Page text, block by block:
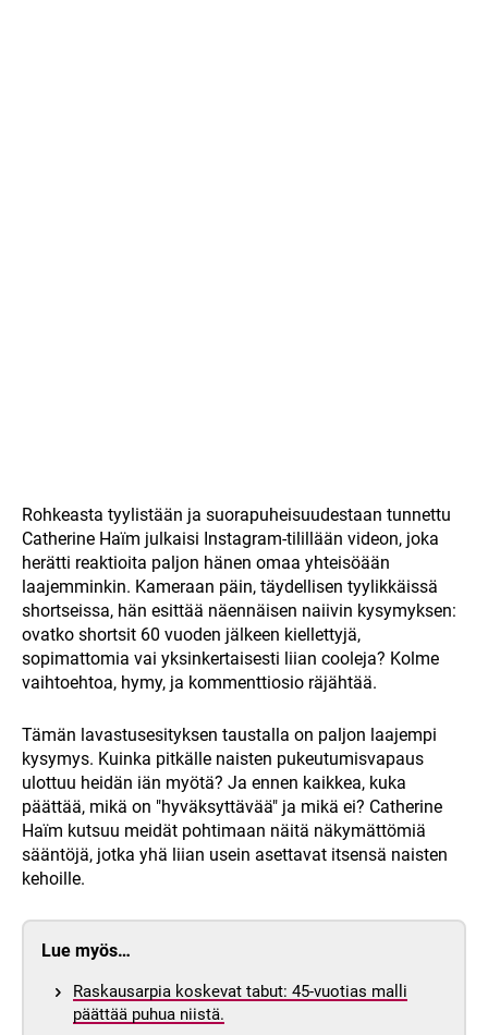
Rohkeasta tyylistään ja suorapuheisuudestaan tunnettu
Catherine Haïm julkaisi Instagram-tilillään videon, joka
herätti reaktioita paljon hänen omaa yhteisöään
laajemminkin. Kameraan päin, täydellisen tyylikkäissä
shortseissa, hän esittää näennäisen naiivin kysymyksen:
ovatko shortsit 60 vuoden jälkeen kiellettyjä,
sopimattomia vai yksinkertaisesti liian cooleja? Kolme
vaihtoehtoa, hymy, ja kommenttiosio räjähtää.
Tämän lavastusesityksen taustalla on paljon laajempi
kysymys. Kuinka pitkälle naisten pukeutumisvapaus
ulottuu heidän iän myötä? Ja ennen kaikkea, kuka
päättää, mikä on "hyväksyttävää" ja mikä ei? Catherine
Haïm kutsuu meidät pohtimaan näitä näkymättömiä
sääntöjä, jotka yhä liian usein asettavat itsensä naisten
kehoille.
Lue myös…
Raskausarpia koskevat tabut: 45-vuotias malli
päättää puhua niistä.